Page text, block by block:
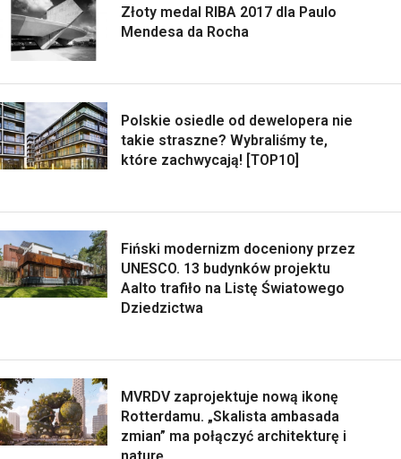
Złoty medal RIBA 2017 dla Paulo
Mendesa da Rocha
Polskie osiedle od dewelopera nie
takie straszne? Wybraliśmy te,
które zachwycają! [TOP10]
Fiński modernizm doceniony przez
UNESCO. 13 budynków projektu
Aalto trafiło na Listę Światowego
Dziedzictwa
MVRDV zaprojektuje nową ikonę
Rotterdamu. „Skalista ambasada
zmian” ma połączyć architekturę i